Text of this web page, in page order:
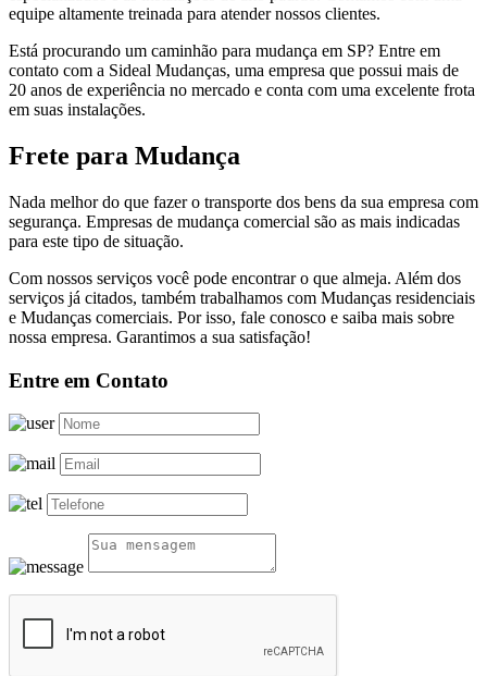
equipe altamente treinada para atender nossos clientes.
Está procurando um caminhão para mudança em SP? Entre em
contato com a Sideal Mudanças, uma empresa que possui mais de
20 anos de experiência no mercado e conta com uma excelente frota
em suas instalações.
Frete para Mudança
Nada melhor do que fazer o transporte dos bens da sua empresa com
segurança. Empresas de mudança comercial são as mais indicadas
para este tipo de situação.
Com nossos serviços você pode encontrar o que almeja. Além dos
serviços já citados, também trabalhamos com Mudanças residenciais
e Mudanças comerciais. Por isso, fale conosco e saiba mais sobre
nossa empresa. Garantimos a sua satisfação!
Entre em Contato